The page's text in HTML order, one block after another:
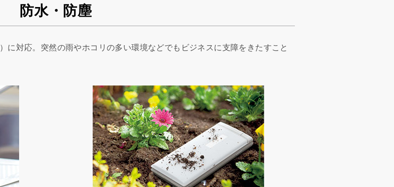
防水・防塵
）に対応。突然の雨やホコリの多い環境などでもビジネスに支障をきたすこと